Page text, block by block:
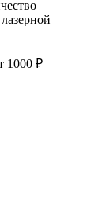
1000 ₽